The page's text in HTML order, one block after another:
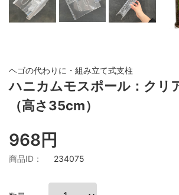
ヘゴの代わりに・組み立て式支柱
ハニカムモスポール：ク
（高さ35cm）
968円
商品ID： 234075